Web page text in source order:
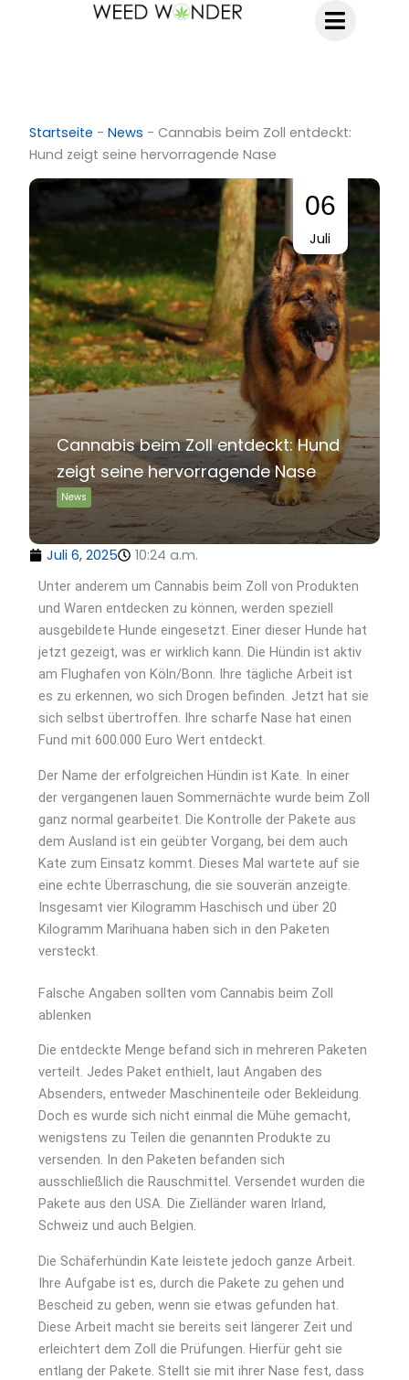
Startseite -News -Cannabis beim Zoll entdeckt:
Hund zeigt seine hervorragende Nase
06
Juli
Cannabis beim Zoll entdeckt: Hund
zeigt seine hervorragende Nase
News
Juli 6, 2025 10:24 a.m.
Unter anderem um Cannabis beim Zoll von Produkten
und Waren entdecken zu können, werden speziell
ausgebildete Hunde eingesetzt. Einer dieser Hunde hat
jetzt gezeigt, was er wirklich kann. Die Hündin ist aktiv
am Flughafen von Köln/Bonn. Ihre tägliche Arbeit ist
es zu erkennen, wo sich Drogen befinden. Jetzt hat sie
sich selbst übertroffen. Ihre scharfe Nase hat einen
Fund mit 600.000 Euro Wert entdeckt.
Der Name der erfolgreichen Hündin ist Kate. In einer
der vergangenen lauen Sommernächte wurde beim Zoll
ganz normal gearbeitet. Die Kontrolle der Pakete aus
dem Ausland ist ein geübter Vorgang, bei dem auch
Kate zum Einsatz kommt. Dieses Mal wartete auf sie
eine echte Überraschung, die sie souverän anzeigte.
Insgesamt vier Kilogramm Haschisch und über 20
Kilogramm Marihuana haben sich in den Paketen
versteckt.
Falsche Angaben sollten vom Cannabis beim Zoll
ablenken
Die entdeckte Menge befand sich in mehreren Paketen
verteilt. Jedes Paket enthielt, laut Angaben des
Absenders, entweder Maschinenteile oder Bekleidung.
Doch es wurde sich nicht einmal die Mühe gemacht,
wenigstens zu Teilen die genannten Produkte zu
versenden. In den Paketen befanden sich
ausschließlich die Rauschmittel. Versendet wurden die
Pakete aus den USA. Die Zielländer waren Irland,
Schweiz und auch Belgien.
Die Schäferhündin Kate leistete jedoch ganze Arbeit.
Ihre Aufgabe ist es, durch die Pakete zu gehen und
Bescheid zu geben, wenn sie etwas gefunden hat.
Diese Arbeit macht sie bereits seit längerer Zeit und
erleichtert dem Zoll die Prüfungen. Hierfür geht sie
entlang der Pakete. Stellt sie mit ihrer Nase fest, dass